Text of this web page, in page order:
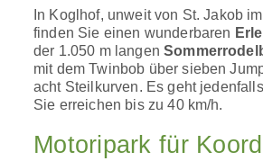
In Koglhof, unweit von St. Jakob
finden Sie einen wunderbaren
der 1.050 m langen
mit dem Twinbob über sieben
acht Steilkurven. Es geht
Sie erreichen bis zu 40 km/h.
Motoripark für